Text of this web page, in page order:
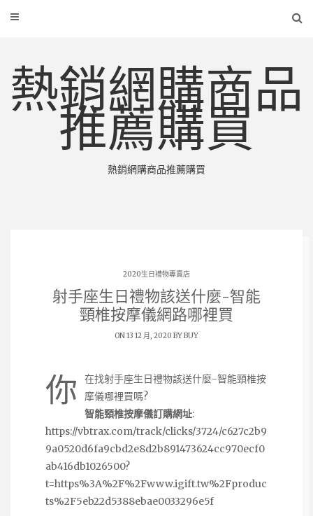
熱銷網購商品
推薦購買
熱銷網購商品推薦購買
2020生日禮物專賣店
射手座生日禮物該送什麼-智能
頸椎按摩儀網路哪裡買
ON 13 12 月, 2020 BYBUY
你
在找射手座生日禮物該送什麼-智能頸椎按
摩儀哪裡買嗎?
智能頸椎按摩儀訂購網址:
https://vbtrax.com/track/clicks/3724/c627c2b9
9a0520d6fa9cbd2e8d2b891473624cc970ecf0
ab416db1026500?
t=https%3A%2F%2Fwww.igift.tw%2Fproduc
ts%2F5eb22d5388ebae0033296e5f